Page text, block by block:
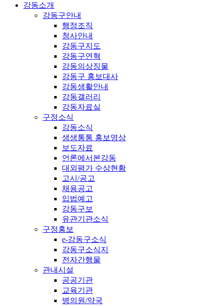
강동소개
강동구안내
행정조직
청사안내
강동구지도
강동구연혁
강동의상징물
강동구 홍보대사
강동생활안내
강동갤러리
강동자료실
구정소식
강동소식
생생통통 홍보영상
보도자료
언론에서본강동
대외평가 수상현황
고시/공고
채용공고
입법예고
강동구보
유관기관소식
구정홍보
e-강동구소식
강동구소식지
전자간행물
관내시설
공공기관
교육기관
병의원/약국